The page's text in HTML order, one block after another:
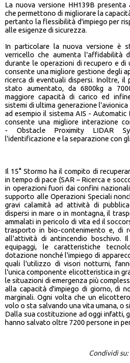
La nuova versione HH139B presenta
che permettono di migliorare la
pertanto la flessibilità d'impiego per
alle esigenze di sicurezza.
In particolare la nuova versione è
verricello che aumenta l'affidabilità
durante le operazioni di recupero e di
consente una migliore gestione degli
ricerca di eventuali dispersi. Inoltre, il
stato aumentato, da 6800kg a
maggiore capacità di carico ed
sistemi di ultima generazione
ad esempio il sistema AIS -
consente una migliore interazione
- Obstacle Proximity LIDAR
l'identificazione e la separazione con
Il 15° Stormo ha il compito di
in tempo di pace (SAR – Ricerca e
in operazioni fuori dai confini
supporto alle Operazioni Speciali
gravi calamità ad attività di
dispersi in mare o in montagna, il
ammalati in pericolo di vita ed il
trasporto in bio-contenimento e, di
all'attività di antincendio boschivo.
equipaggi, le caratteristiche
dotazione nonché l'impiego di
quali l'utilizzo di visori notturni,
l'unica componente elicotteristica in
le situazioni di emergenza più
alla capacità d'impiego di giorno, di
marginali. Ogni volta che un
volo o sta salvando una vita umana, o
Dalla sua costituzione ad oggi infatti,
hanno salvato oltre 7200 persone in
Condividi su: